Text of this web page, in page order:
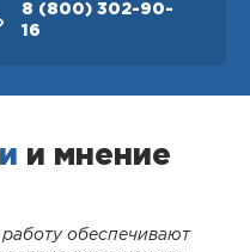
8 (800) 302-90-
16
и мнение
обеспечивают